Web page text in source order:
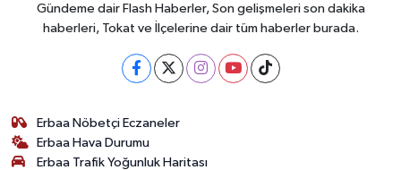
Gündeme dair Flash Haberler, Son gelişmeleri son dakika
haberleri, Tokat ve İlçelerine dair tüm haberler burada.
Erbaa Nöbetçi Eczaneler
Erbaa Hava Durumu
Erbaa Trafik Yoğunluk Haritası